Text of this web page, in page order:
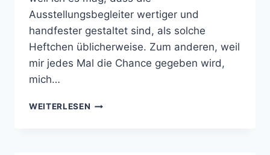
Ausstellungsbegleiter wertiger und
handfester gestaltet sind, als solche
Heftchen üblicherweise. Zum anderen, weil
mir jedes Mal die Chance gegeben wird,
mich…
WEITERLESEN VORBEREITUNG